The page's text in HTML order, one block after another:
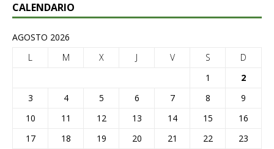
CALENDARIO
AGOSTO 2026
L
M X J V S
D
1
2
3
4 5 6 7 8
9
10
11 12 13 14 15
16
17
18 19 20 21 22
23